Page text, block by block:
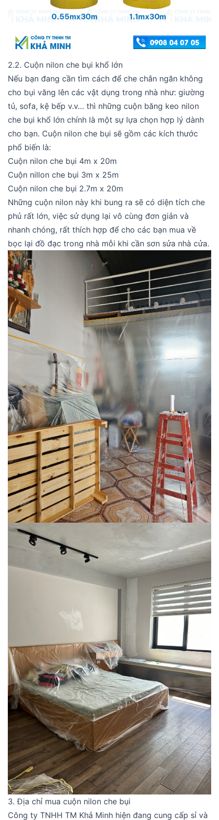
2.2. Cuộn nilon che bụi khổ lớn
Nếu bạn đang cần tìm cách để che chắn ngăn không
cho bụi văng lên các vật dụng trong nhà như: giường
tủ, sofa, kệ bếp v.v… thì những cuộn băng keo nilon
che bụi khổ lớn chính là một sự lựa chọn hợp lý dành
cho bạn. Cuộn nilon che bụi sẽ gồm các kích thước
phổ biến là:
Cuộn nilon che bụi 4m x 20m
Cuộn nillon che bụi 3m x 25m
Cuộn nilon che bụi 2.7m x 20m
Những cuộn nilon này khi bung ra sẽ có diện tích che
phủ rất lớn, việc sử dụng lại vô cùng đơn giản và
nhanh chóng, rất thích hợp để cho các bạn mua về
bọc lại đồ đạc trong nhà mỗi khi cần sơn sửa nhà cửa.
3. Địa chỉ mua cuộn nilon che bụi
Công ty TNHH TM Khả Minh hiện đang cung cấp sỉ và